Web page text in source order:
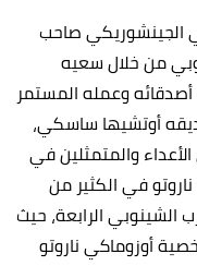
الجينشوريكي صاحب
من خلال سعيه
وعمله المستمر
أوتشيها ساسكي،
والمتمثلين في
في الكثير من
الرابعة، حيث
أوزوماكي ناروتو